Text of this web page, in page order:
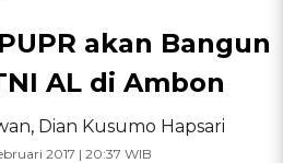
akan Bangun
AL di Ambon
, Dian Kusumo Hapsari
2017 | 20:37 WIB